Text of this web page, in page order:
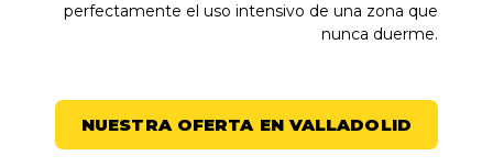
perfectamente el uso intensivo de una zona que
nunca duerme.
NUESTRA OFERTA EN VALLADOLID